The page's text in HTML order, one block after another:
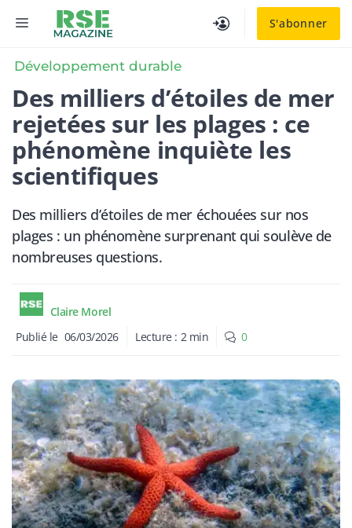
S'abonner
MENU
Développement durable
Des milliers d’étoiles de mer
rejetées sur les plages : ce
phénomène inquiète les
scientifiques
Des milliers d’étoiles de mer échouées sur nos
plages : un phénomène surprenant qui soulève de
nombreuses questions.
Claire Morel
Publié le 06/03/2026 Lecture : 2 min 0